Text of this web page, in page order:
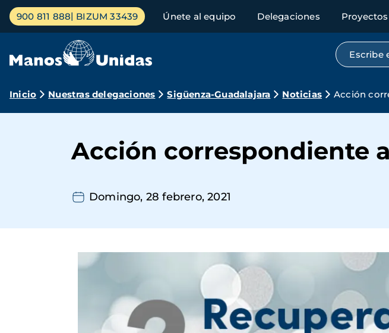
Pasar
contenido
Menú
principal
900 811 888 BIZUM 33439 Únete al equipo Delegaciones Proyectos
Ruta
navegación
Inicio Nuestras delegaciones Sigüenza-Guadalajara Noticias Acción
Acción correspondiente
Domingo, 28 febrero, 2021